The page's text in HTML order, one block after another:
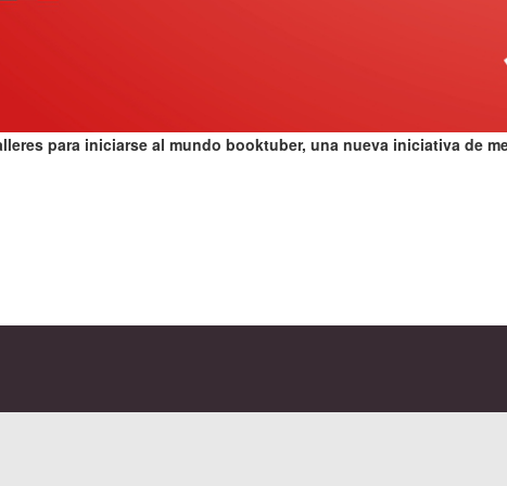
para iniciarse al mundo booktuber, una nueva iniciativa de